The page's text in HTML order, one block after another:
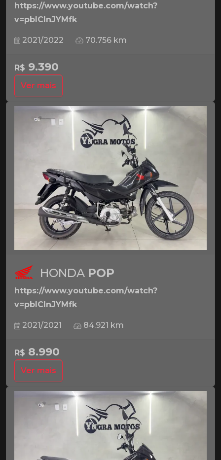
https://www.youtube.com/watch?
v=pbICInJYMfk
2021/2022 70.756 km
R$ 9.390
Ver mais
HONDA POP
https://www.youtube.com/watch?
v=pbICInJYMfk
2021/2021 84.921 km
R$ 8.990
Ver mais